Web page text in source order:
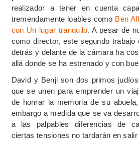
realizador a tener en cuenta
tremendamente loables como Ben
con Un lugar tranquilo. A pesar de
como director, este segundo
detrás y delante de la cámara ha
allá donde se ha estrenado y con
David y Benji son dos primos
que se unen para emprender un
de honrar la memoria de su
embargo a medida que se va
a las palpables diferencias de
ciertas tensiones no tardarán en salir